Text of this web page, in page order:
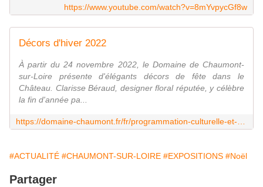
https://www.youtube.com/watch?v=8mYvpycGf8w
Décors d'hiver 2022
À partir du 24 novembre 2022, le Domaine de Chaumont-
sur-Loire présente d'élégants décors de fête dans le
Château. Clarisse Béraud, designer floral réputée, y célèbre
la fin d'année pa...
#ACTUALITÉ #CHAUMONT-SUR-LOIRE #EXPOSITIONS #Noël
Partager